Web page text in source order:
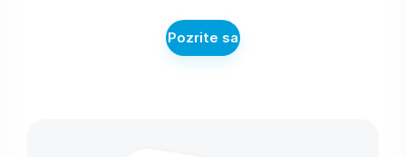
Pozrite sa